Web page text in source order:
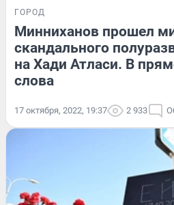
ГОРОД
Минниханов прошел
скандального
на Хади Атласи. В
слова
17 октября, 2022, 19:37 2 933